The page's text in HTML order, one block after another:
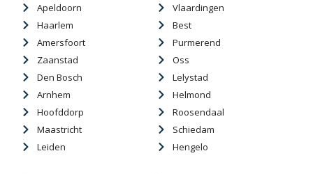
Apeldoorn
Haarlem
Amersfoort
Zaanstad
Den Bosch
Arnhem
Hoofddorp
Maastricht
Leiden
Vlaardingen
Best
Purmerend
Oss
Lelystad
Helmond
Roosendaal
Schiedam
Hengelo